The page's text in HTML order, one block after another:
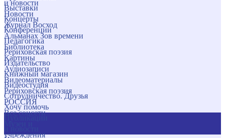
и новости
Новости
Журнал Восход
Альманах Зов времени
Библиотека
Картины
Аудиозаписи
Видеоматериалы
Рериховская поэзия
РОССИЯ
Все соцсети
учреждения
Выставки
Концерты
Конференции
Педагогика
Рериховская поэзия
Издательство
Книжный магазин
Видеостудия
Сотрудничество. Друзья
Хочу помочь